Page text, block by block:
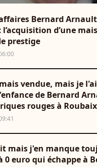
Bernard
l’acquisition d’une
prestige
vendue, mais je
de Bernard
rouges à Roubaix
mais j'en manque
0 euro qui échappe à